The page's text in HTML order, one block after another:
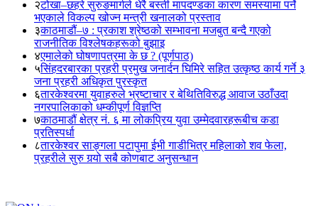
२टोखा–छहरे सुरुङमार्गले धेरै बस्ती मापदण्डका कारण समस्यामा पर्ने
भएकाले विकल्प खोज्न मन्त्री खनालको प्रस्ताव
३काठमाडौं–७ : प्रकाश श्रेष्ठको सम्भावना मजबुत बन्दै गएको
राजनीतिक विश्लेषकहरूको बुझाइ
४एमालेको घोषणापत्रमा के छ ? (पूर्णपाठ)
५सिंहदरबारका प्रहरी प्रमुख जनार्दन घिमिरे सहित उत्कृष्ठ कार्य गर्ने ३
जना प्रहरी अधिकृत पुरस्कृत
६तारकेश्वरमा युवाहरुले भ्रष्टाचार र बेथितिविरुद्ध आवाज उठाँउदा
नगरपालिकाको धम्कीपूर्ण विज्ञप्ति
७काठमाडौं क्षेत्र नं. ६ मा लोकप्रिय युवा उम्मेदवारहरूबीच कडा
प्रतिस्पर्धा
८तारकेश्वर साङ्गला पटापुमा ईभी गाडीभित्र महिलाको शव फेला,
प्रहरीले सुरु गर्‍यो सबै कोणबाट अनुसन्धान